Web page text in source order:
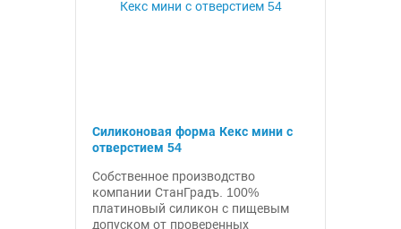
Силиконовая форма Кекс мини с
отверстием 54
Собственное производство
компании СтанГрадъ. 100%
платиновый силикон с пищевым
допуском от проверенных